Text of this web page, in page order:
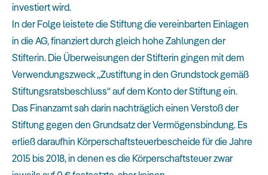
investiert wird.
In der Folge leistete die Stiftung die vereinbarten Einlagen
in die AG, finanziert durch gleich hohe Zahlungen der
Stifterin. Die Überweisungen der Stifterin gingen mit dem
Verwendungszweck „Zustiftung in den Grundstock gemäß
Stiftungsratsbeschluss“ auf dem Konto der Stiftung ein.
Das Finanzamt sah darin nachträglich einen Verstoß der
Stiftung gegen den Grundsatz der Vermögensbindung. Es
erließ daraufhin Körperschaftsteuerbescheide für die Jahre
2015 bis 2018, in denen es die Körperschaftsteuer zwar